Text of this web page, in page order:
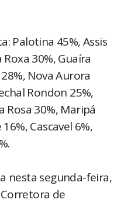
Palotina 45%, Assis
30%, Guaíra
Nova Aurora
Rondon 25%,
Rosa 30%, Maripá
Cascavel 6%,
nesta segunda-feira,
de